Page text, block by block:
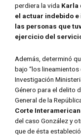
perdiera la vida Karla
el actuar indebido
las personas que
ejercicio del
Además, determinó
bajo “los
Investigación
Género para el delito
General de la
Corte
del caso González y
que de ésta